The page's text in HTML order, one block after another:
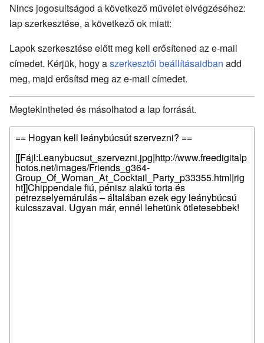
Nincs jogosultságod a következő művelet elvégzéséhez:
lap szerkesztése, a következő ok miatt:
Lapok szerkesztése előtt meg kell erősítened az e-mail
címedet. Kérjük, hogy aszerkesztői beállításaidban add
meg, majd erősítsd meg az e-mail címedet.
Megtekintheted és másolhatod a lap forrását.